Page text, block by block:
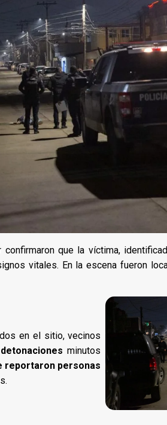
confirmaron que la víctima,
vitales. En la escena fueron
en el sitio, vecinos
minutos
reportaron personas